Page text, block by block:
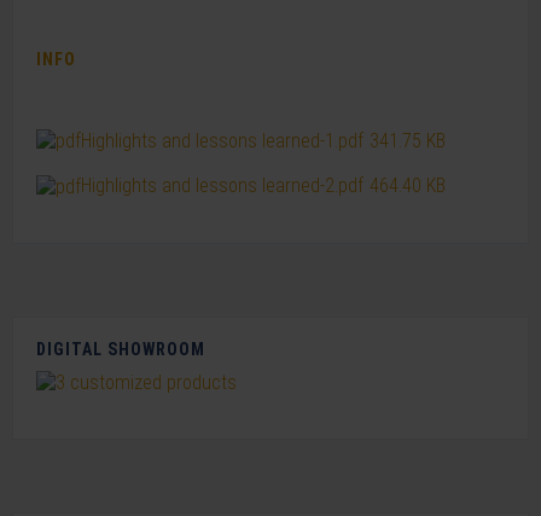
INFO
Highlights and lessons learned-1.pdf 341.75 KB
Highlights and lessons learned-2.pdf 464.40 KB
DIGITAL SHOWROOM